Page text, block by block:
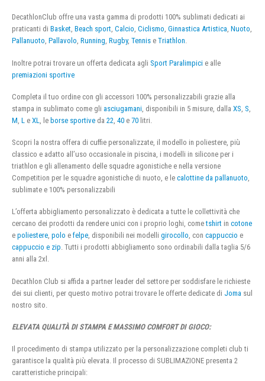
DecathlonClub offre una vasta gamma di prodotti 100% sublimati dedicati ai
praticanti di Basket, Beach sport, Calcio, Ciclismo, Ginnastica Artistica, Nuoto,
Pallanuoto, Pallavolo, Running, Rugby, Tennis e Triathlon.
Inoltre potrai trovare un offerta dedicata agli Sport Paralimpici e alle
premiazioni sportive
Completa il tuo ordine con gli accessori 100% personalizzabili grazie alla
stampa in sublimato come gli asciugamani , disponibili in 5 misure, dalla XS S
M L e XL , le borse sportive da 22 40 e 70 litri.
Scopri la nostra offera di cuffie personalizzate, il modello in poliestere, più
classico e adatto all’uso occasionale in piscina, i modelli in silicone per i
triathlon e gli allenamento delle squadre agonistiche e nella versione
Competition per le squadre agonistiche di nuoto, e le calottine da pallanuoto,
sublimate e 100% personalizzabili
L’offerta abbigliamento personalizzato è dedicata a tutte le collettività che
cercano dei prodotti da rendere unici con i proprio loghi, cometshirt in cotone
e poliestere, polo e felpe, disponibili nei modelli girocollo, con cappuccio e
cappuccio e zip. Tutti i prodotti abbigliamento sono ordinabili dalla taglia 5/6
anni alla 2xl.
Decathlon Club si affida a partner leader del settore per soddisfare le richieste
dei sui clienti, per questo motivo potrai trovare le offerte dedicate di Joma sul
nostro sito.
ELEVATA QUALITÀ DI STAMPA E MASSIMO COMFORT DI GIOCO:
Il procedimento di stampa utilizzato per la personalizzazione completi club ti
garantisce la qualità più elevata. Il processo di SUBLIMAZIONE presenta 2
caratteristiche principali: